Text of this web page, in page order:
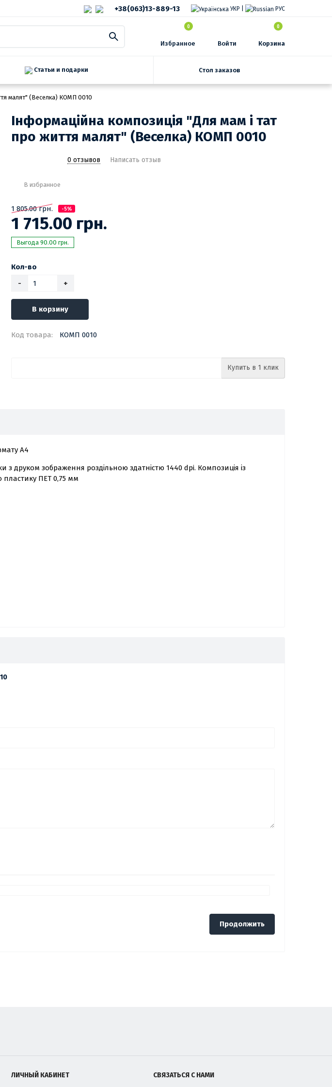
+38(063)13-889-13 УКР РУС
0
Избранное Войти
0
Корзина
Статьи и подарки Стол заказов
малят" (Веселка) КОМП 0010
Інформаційна композиція "Для мам і тат
про життя малят" (Веселка) КОМП 0010
0 отзывов Написать отзыв
В избранное
1 805.00 грн. -5%
1 715.00 грн.
Выгода 90.00 грн.
Кол-во
-
+
В корзину
Код товара: КОМП 0010
Купить в 1 клик
А4
друком зображення роздільною здатністю 1440 dpi. Композиція із
пластику ПЕТ 0,75 мм
Продолжить
ЛИЧНЫЙ КАБИНЕТ СВЯЗАТЬСЯ С НАМИ